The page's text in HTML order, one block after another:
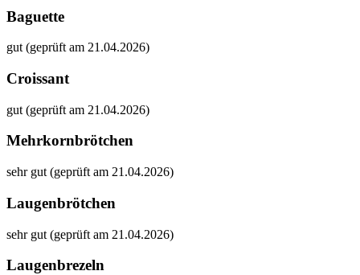
Baguette
gut (geprüft am 21.04.2026)
Croissant
gut (geprüft am 21.04.2026)
Mehrkornbrötchen
sehr gut (geprüft am 21.04.2026)
Laugenbrötchen
sehr gut (geprüft am 21.04.2026)
Laugenbrezeln